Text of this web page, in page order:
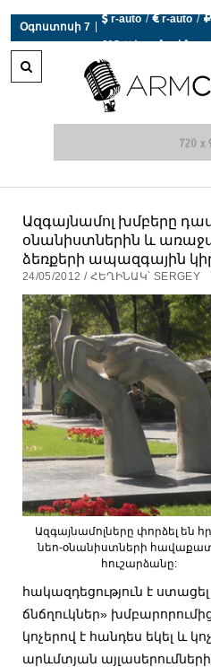
Օգոստոսի 7
Ազգայնամոլ խմբերը
օնանիստներին և
ձեռքերի ապազգային
24/05/2012 / ՀԵՂԻՆԱԿ՝ SERGEY
Ազգայնամոլները փորձել են
նեո-օնանիստների
հուշարձանը:
հակազդեցություն է
ճնճղուկներ»
կոչերով է հանդես եկել և
արևմտյան